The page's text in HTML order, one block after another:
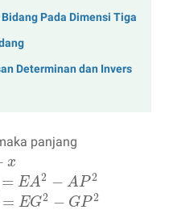
Pada Dimensi Tiga
Determinan dan Invers
panjang
x
= EA2 − AP 2
= EG2 − GP 2